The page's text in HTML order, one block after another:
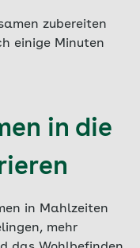
zubereiten
einige Minuten
in die
in Mahlzeiten
mehr